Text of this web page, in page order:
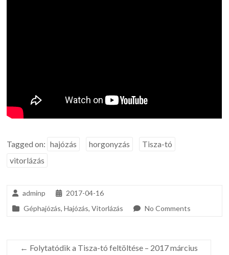
Tagged on: hajózás horgonyzás
Tisza-tó
vitorlázás
adminp
2017-04-16
Géphajózás,Hajózás,Vitorlázás No Comments
← Folytatódik a Tisza-tó feltöltése – 2017 március